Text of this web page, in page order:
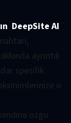
: DeepSite AI
ayrıntılı
spesifik
o
özgü